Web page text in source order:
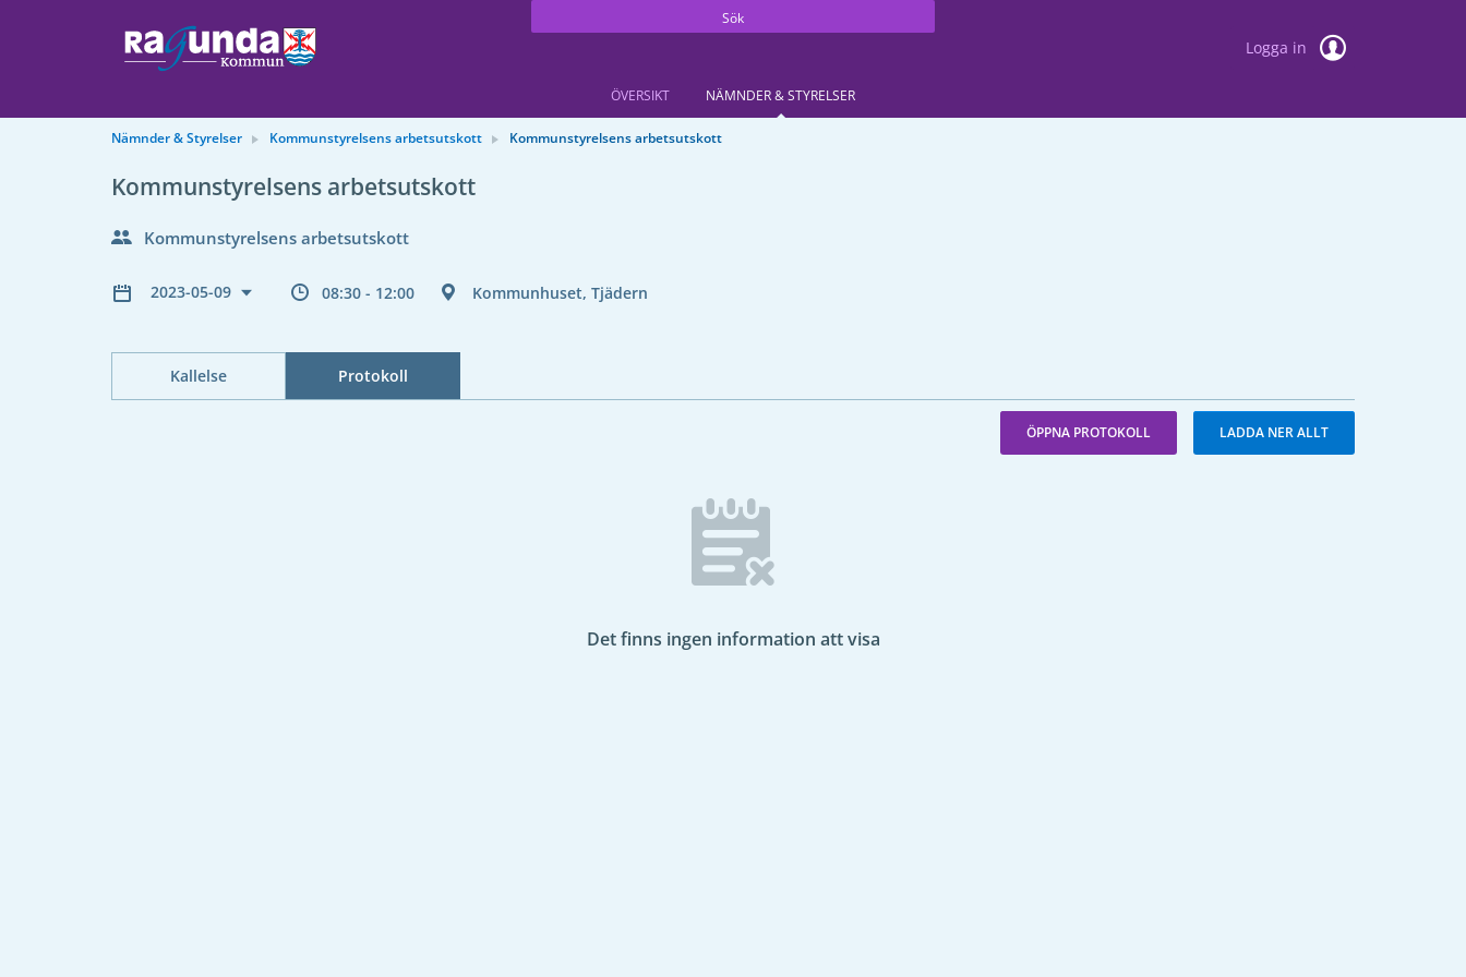
Sök
Logga in
ÖVERSIKT NÄMNDER & STYRELSER
Nämnder & Styrelser Kommunstyrelsens arbetsutskott Kommunstyrelsens arbetsutskott
Kommunstyrelsens arbetsutskott
Kommunstyrelsens arbetsutskott
2023-05-09 08:30 - 12:00 Kommunhuset, Tjädern
Kallelse Protokoll
ÖPPNA PROTOKOLL LADDA NER ALLT
Det finns ingen information att visa